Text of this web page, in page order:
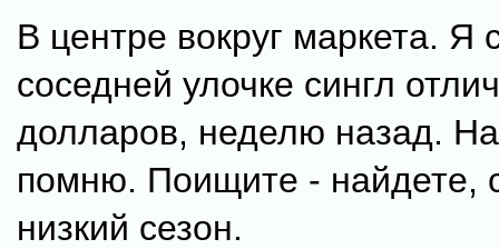
В центре вокруг маркета. Я
соседней улочке сингл
долларов, неделю назад.
помню. Поищите - найдете,
низкий сезон.